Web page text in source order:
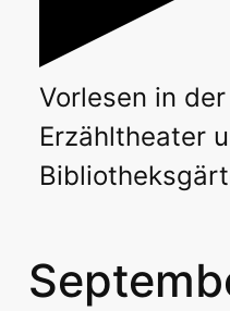
Vorlesen in
Erzähltheater